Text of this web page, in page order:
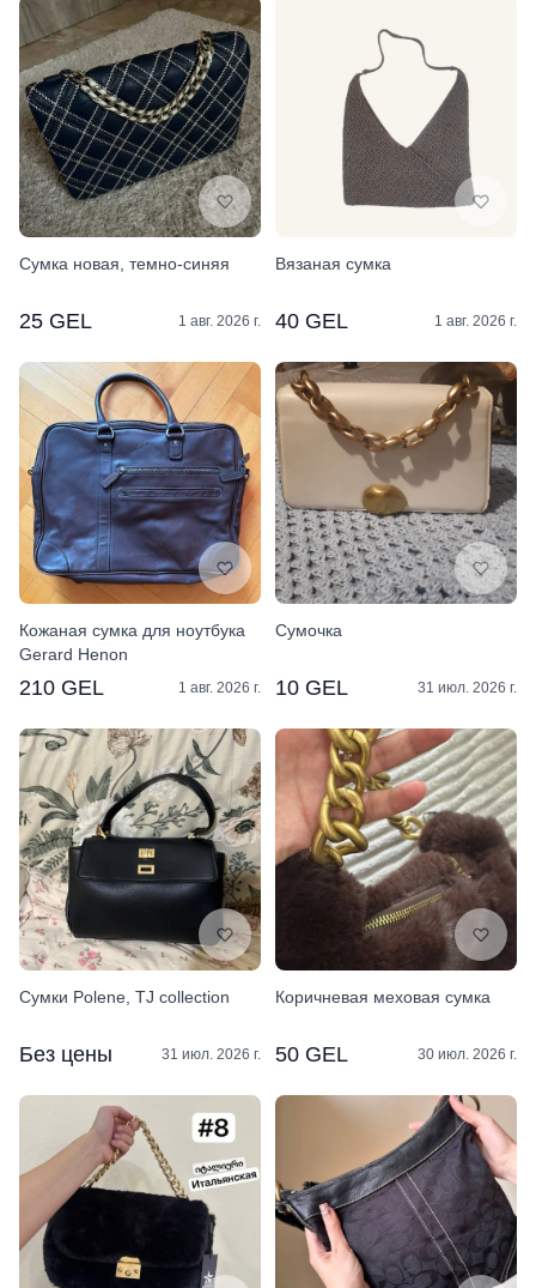
Сумка новая, темно-синяя
25 GEL 1 авг. 2026 г.
Вязаная сумка
40 GEL 1 авг. 2026 г.
Кожаная сумка для ноутбука
Gerard Henon
210 GEL 1 авг. 2026 г.
Сумочка
10 GEL 31 июл. 2026 г.
Сумки Polene, TJ collection
Без цены 31 июл. 2026 г.
Коричневая меховая сумка
50 GEL 30 июл. 2026 г.